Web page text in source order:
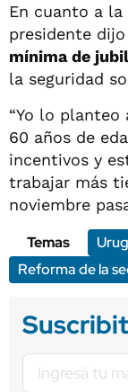
En cuanto a la
presidente
mínima de
la seguridad
“Yo lo planteo
60 años de
incentivos y
trabajar más
noviembre
Temas
Reforma de la